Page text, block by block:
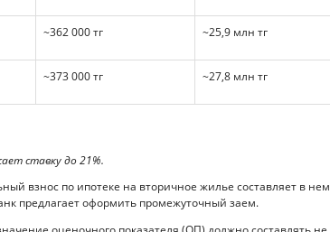
~362 000 тг ~25,9 млн тг
~373 000 тг ~27,8 млн тг
ставку до 21%.
взнос по ипотеке на вторичное жилье составляет в нем
предлагает оформить промежуточный заем.